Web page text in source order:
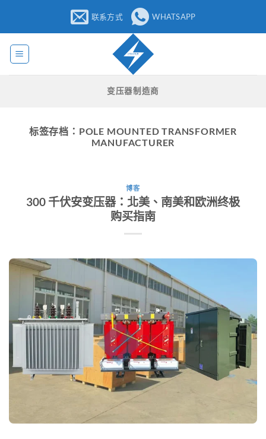
内
联系方式 WHATSAPP
变压器制造商
标签存档： POLE MOUNTED TRANSFORMER
MANUFACTURER
博客
300 千伏安变压器：北美、南美和欧洲终极
购买指南